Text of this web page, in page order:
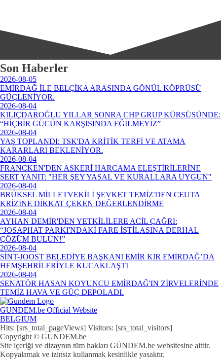
Son Haberler
2026-08-05
EMİRDAĞ İLE BELÇİKA ARASINDA GÖNÜL KÖPRÜSÜ
GÜÇLENİYOR.
2026-08-04
KILIÇDAROĞLU YILLAR SONRA CHP GRUP KÜRSÜSÜNDE:
“HİÇBİR GÜCÜN KARŞISINDA EĞİLMEYİZ”
2026-08-04
YAŞ TOPLANDI: TSK'DA KRİTİK TERFİ VE ATAMA
KARARLARI BEKLENİYOR.
2026-08-04
FRANCKEN'DEN ASKERİ HARCAMA ELEŞTİRİLERİNE
SERT YANIT: "HER ŞEY YASAL VE KURALLARA UYGUN"
2026-08-04
BRÜKSEL MİLLETVEKİLİ ŞEVKET TEMİZ'DEN CEUTA
KRİZİNE DİKKAT ÇEKEN DEĞERLENDİRME
2026-08-04
AYHAN DEMİR'DEN YETKİLİLERE ACİL ÇAĞRI:
“JOSAPHAT PARKI'NDAKİ FARE İSTİLASINA DERHAL
ÇÖZÜM BULUN!”
2026-08-04
SİNT-JOOST BELEDİYE BAŞKANI EMİR KIR EMİRDAĞ’DA
HEMŞEHRİLERİYLE KUCAKLAŞTI
2026-08-04
SENATÖR HASAN KOYUNCU EMİRDAĞ'IN ZİRVELERİNDE
TEMİZ HAVA VE GÜÇ DEPOLADI.
GUNDEM.be Official Website
BELGIUM
Hits: [srs_total_pageViews] Visitors: [srs_total_visitors]
Copyright © GUNDEM.be
Site içeriği ve dizaynın tüm hakları GÜNDEM.be websitesine aittir.
Kopyalamak ve izinsiz kullanmak kesinlikle yasaktır.